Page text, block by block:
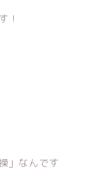
！
」なんです